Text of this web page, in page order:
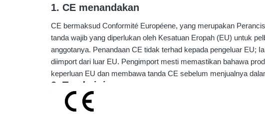
1. CE menandakan
CE bermaksud Conformité Européene, yang merupakan
tanda wajib yang diperlukan oleh Kesatuan Eropah (EU) untuk
anggotanya. Penandaan CE tidak terhad kepada pengeluar EU;
diimport dari luar EU. Pengimport mesti memastikan bahawa
keperluan EU dan membawa tanda CE sebelum menjualnya
2. Tanda ini